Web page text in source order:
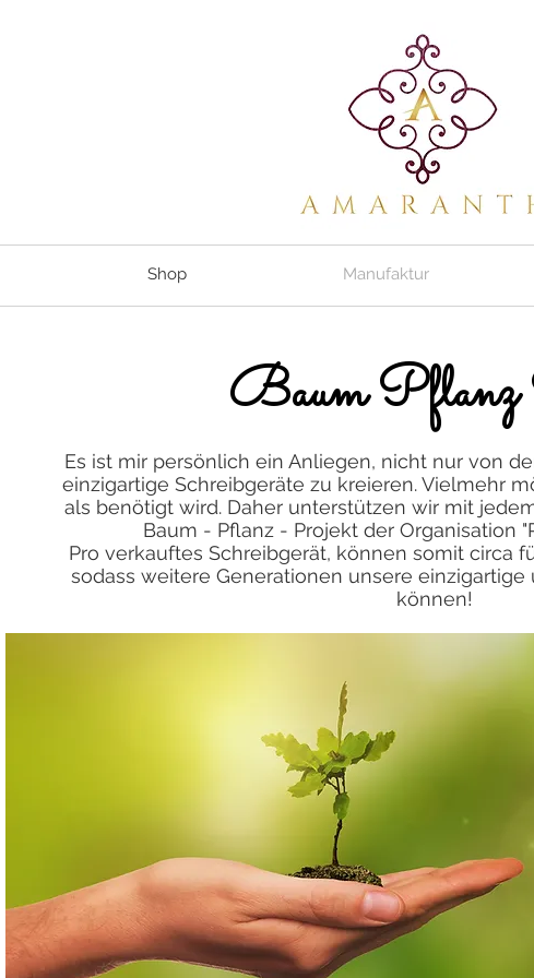
Shop Manufaktur
Baum Pflanz
Es ist mir persönlich ein Anliegen, nicht nur von
einzigartige Schreibgeräte zu kreieren. Vielmehr
als benötigt wird. Daher unterstützen wir mit
Baum - Pflanz - Projekt der Organisation
Pro verkauftes Schreibgerät, können somit circa
sodass weitere Generationen unsere
können!